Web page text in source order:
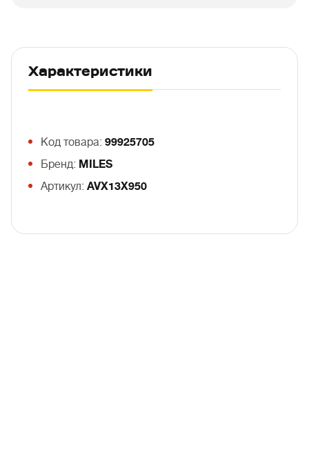
Характеристики
Код товара: 99925705
Бренд: MILES
Артикул: AVX13X950